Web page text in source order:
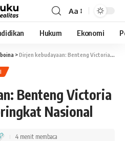
Aa
Hukum Ekonomi
>Dirjen kebudayaan: Benteng Victoria Cagar Budaya Peringkat Nasional
Benteng Victoria
Nasional
4 menit membaca